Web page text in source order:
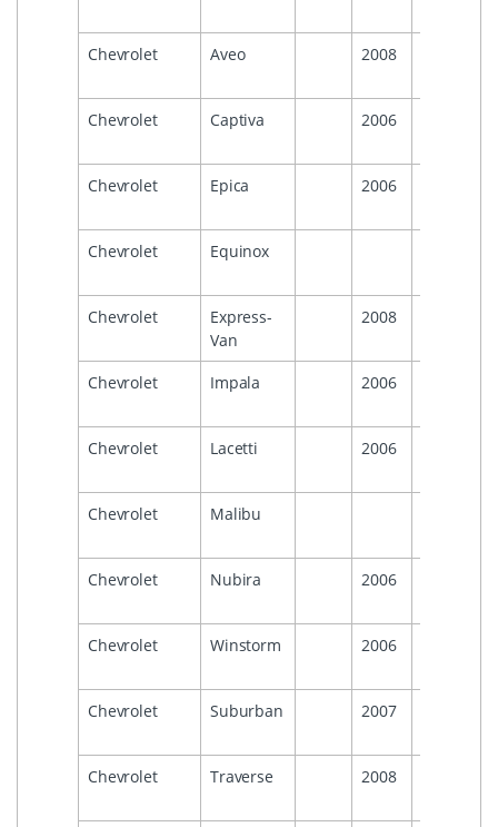
Chevrolet Aveo 2008
Chevrolet Captiva 2006
Chevrolet Epica 2006
Chevrolet Equinox
Chevrolet
Express-
Van
2008
Chevrolet Impala 2006
Chevrolet Lacetti 2006
Chevrolet Malibu
Chevrolet Nubira 2006
Chevrolet Winstorm 2006
Chevrolet Suburban 2007
Chevrolet Traverse 2008